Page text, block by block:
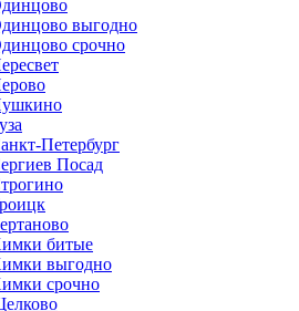
выгодно
срочно
Петербург
Посад
битые
выгодно
срочно